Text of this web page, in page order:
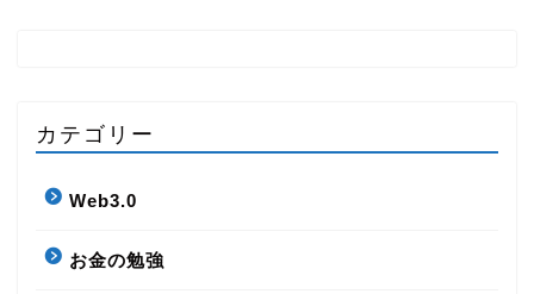
カテゴリー
Web3.0
お金の勉強